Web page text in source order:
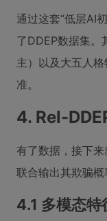
通过这套“低层AI
了DDEP数据集。
主）以及大五人
准。
4. Rel-
有了数据，接下
联合输出其欺骗
4.1 多模态特